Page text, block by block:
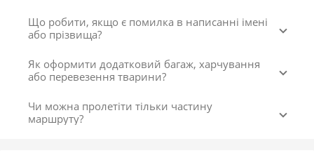
Що робити, якщо є помилка в написанні імені
або прізвища?
Як оформити додатковий багаж, харчування
або перевезення тварини?
Чи можна пролетіти тільки частину
маршруту?